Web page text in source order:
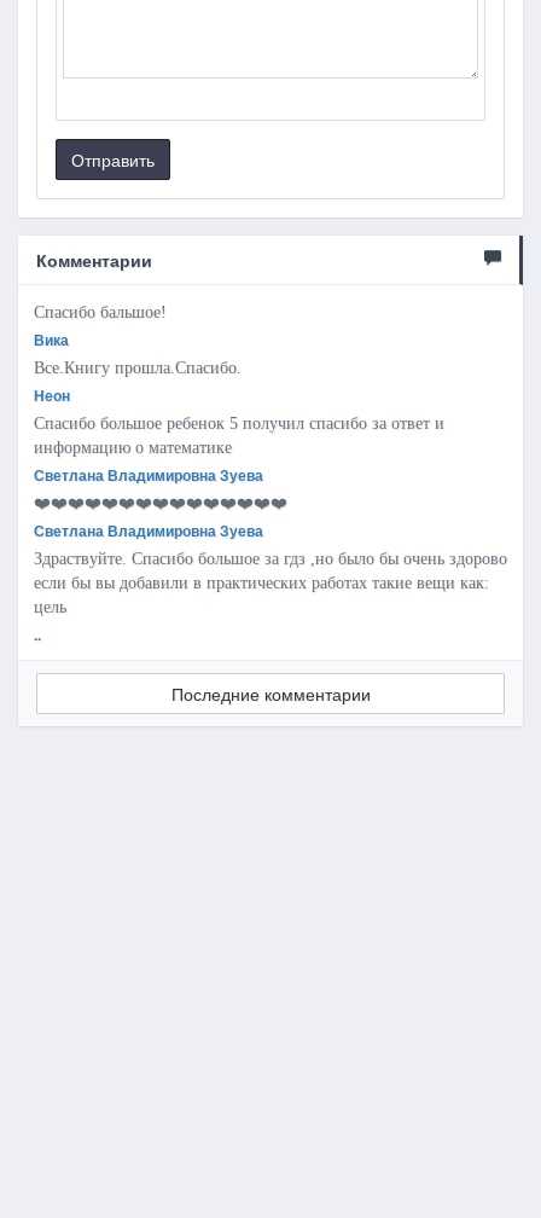
Отправить
Комментарии
Спасибо бальшое!
Вика
Все.Книгу прошла.Спасибо.
Неон
Спасибо большое ребенок 5 получил спасибо за ответ и
информацию о математике
Светлана Владимировна Зуева
❤️❤️❤️❤️❤️❤️❤️❤️❤️❤️❤️❤️❤️❤️❤️
Светлана Владимировна Зуева
Здраствуйте. Спасибо большое за гдз ,но было бы очень здорово
если бы вы добавили в практических работах такие вещи как:
цель
..
Последние комментарии